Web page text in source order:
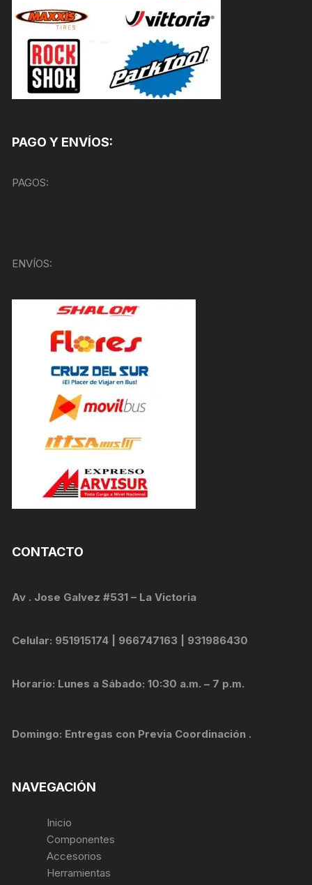
PAGO Y ENVÍOS:
PAGOS:
ENVÍOS:
CONTACTO
Av . Jose Galvez #531 – La Victoria
Celular: 951915174 | 966747163 | 931986430
Horario: Lunes a Sábado: 10:30 a.m. – 7 p.m.
Domingo: Entregas con Previa Coordinación .
NAVEGACIÓN
Inicio
Componentes
Accesorios
Herramientas